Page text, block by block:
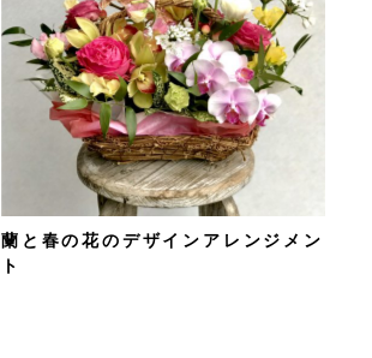
蘭と春の花のデザインアレンジメン
ト